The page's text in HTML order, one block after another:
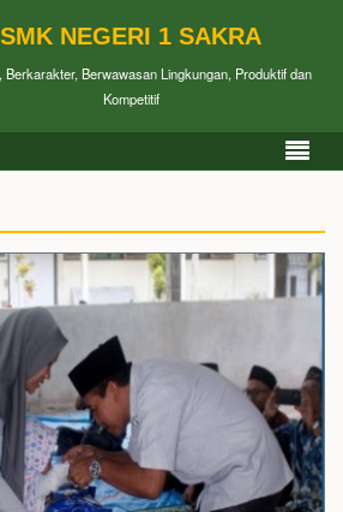
SMK NEGERI 1 SAKRA
Berkarakter, Berwawasan Lingkungan, Produktif dan
Kompetitif